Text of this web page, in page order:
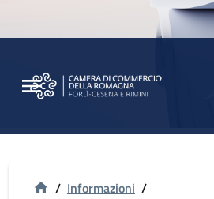
/ Informazioni /